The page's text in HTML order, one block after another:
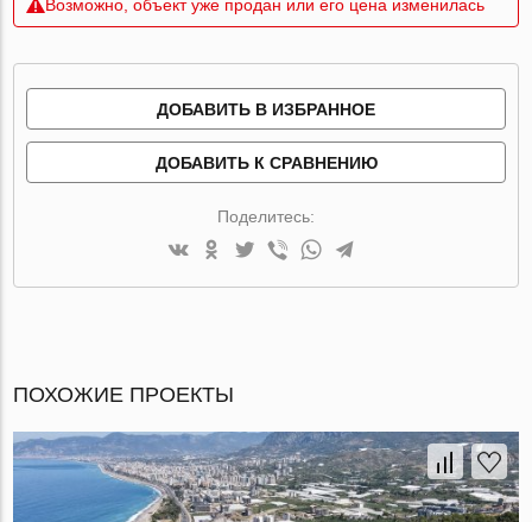
Возможно, объект уже продан или его цена изменилась
ДОБАВИТЬ В ИЗБРАННОЕ
ДОБАВИТЬ К СРАВНЕНИЮ
Поделитесь:
ПОХОЖИЕ ПРОЕКТЫ